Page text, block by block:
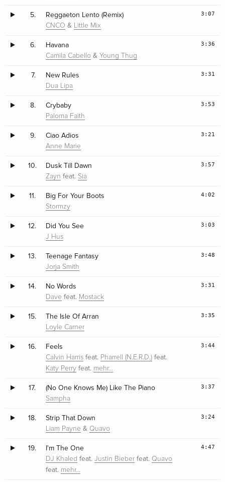
5. Reggaeton Lento (Remix)
CNCO & Little Mix
3:07
6. Havana
Camila Cabello &Young Thug
3:36
7. New Rules
Dua Lipa
3:31
8. Crybaby
Paloma Faith
3:53
9. Ciao Adios
Anne Marie
3:21
10. Dusk Till Dawn
Zayn feat. Sia
3:57
11. Big For Your Boots
Stormzy
4:02
12. Did You See
J Hus
3:03
13. Teenage Fantasy
Jorja Smith
3:48
14. No Words
Dave feat. Mostack
3:31
15. The Isle Of Arran
Loyle Carner
3:35
16. Feels
Calvin Harris feat. Pharrell (N.E.R.D.) feat.
Katy Perry feat. mehr…
3:44
17. (No One Knows Me) Like The Piano
Sampha
3:37
18. Strip That Down
Liam Payne & Quavo
3:24
19. I'm The One
DJ Khaled feat.Justin Bieber feat. Quavo
feat. mehr…
4:47